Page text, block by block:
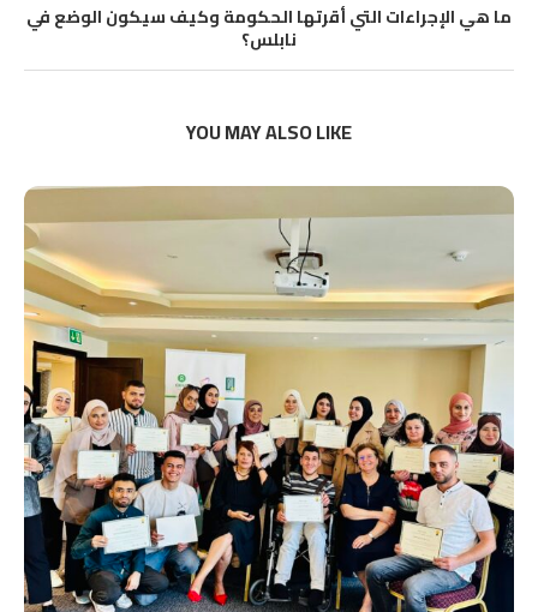
ما هي الإجراءات التي أقرتها الحكومة وكيف سيكون الوضع في
نابلس؟
YOU MAY ALSO LIKE